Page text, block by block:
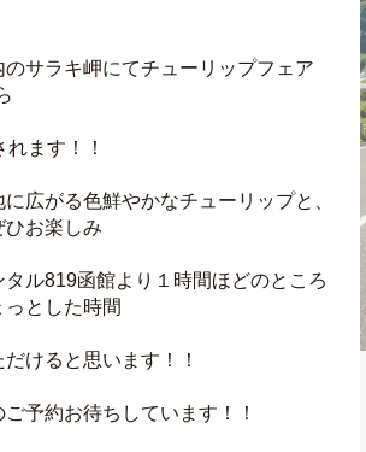
サラキ岬にてチューリップフェア
ます！！
広がる色鮮やかなチューリップと、
お楽しみ
タル819函館より１時間ほどのところ
とした時間
けると思います！！
予約お待ちしています！！